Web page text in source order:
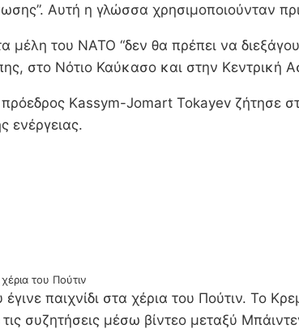
Αυτή η γλώσσα χρησιμοποιούνταν
του ΝΑΤΟ “δεν θα πρέπει να
στο Νότιο Καύκασο και στην Κεντρική
Kassym-Jomart Tokayev ζήτησε
ενέργειας.
του Πούτιν
παιχνίδι στα χέρια του Πούτιν. Το
συζητήσεις μέσω βίντεο μεταξύ